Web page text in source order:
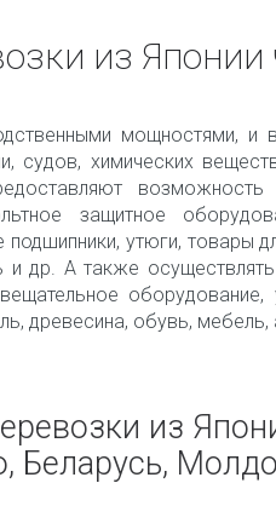
из
мощностями, и
судов, химических
возможность
защитное
утюги, товары
и др. А также
древесина, обувь,
из
Беларусь,